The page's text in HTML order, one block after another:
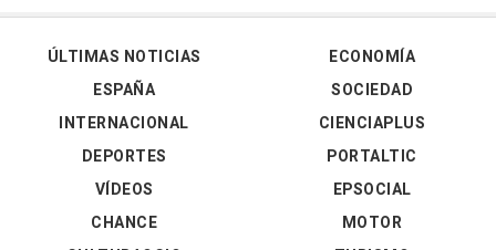
ÚLTIMAS NOTICIAS
ESPAÑA
INTERNACIONAL
DEPORTES
VÍDEOS
ECONOMÍA
SOCIEDAD
CIENCIAPLUS
PORTALTIC
EPSOCIAL
CHANCE
MOTOR